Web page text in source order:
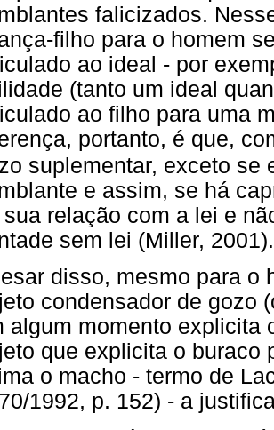
falicizados.
filho para o homem
ao ideal - por
(tanto um ideal
ao filho para uma
portanto, é que,
suplementar, exceto se
e assim, se há
sua relação com a lei e
sem lei (Miller, 2001).
disso, mesmo para o
condensador de gozo
algum momento explicita
que explicita o buraco
o macho - termo de
1992, p. 152) - a